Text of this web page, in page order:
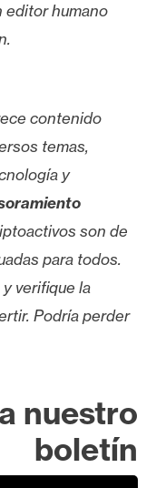
editor humano
contenido
temas,
y
son de
para todos.
verifique la
Podría perder
nuestro
boletín